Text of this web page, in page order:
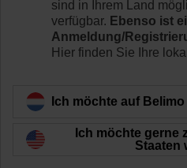
Mehr
Angewendete
Filter
x Ohne Notstellfunktion
sind in Ihrem Land
verfügbar. Ebenso ist
Anmeldung/
Hier finden Sie Ihre
Ich möchte auf
Ich möchte gerne
Staaten